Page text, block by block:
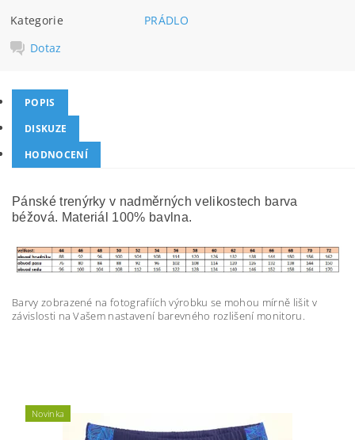
Kategorie
PRÁDLO
Dotaz
POPIS
DISKUZE
HODNOCENÍ
Pánské trenýrky v nadměrných velikostech barva
béžová. Materiál 100% bavlna.
Barvy zobrazené na fotografiích výrobku se mohou mírně lišit v
závislosti na Vašem nastavení barevného rozlišení monitoru.
Novinka